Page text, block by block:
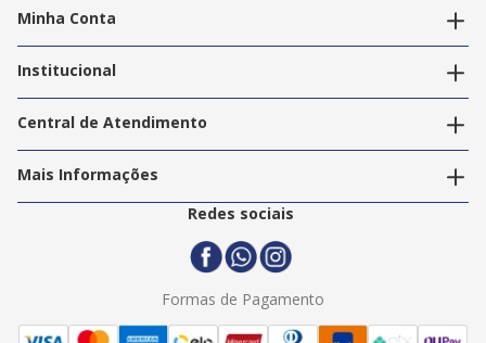
Minha Conta
Editar endereços
Institucional
Nossas Lojas
Trabalhe Conosco
Central de Atendimento
Política de Privacidade
Termos e Condições
Politica de Entrega
Mais Informações
2ª Via Nota Fiscal
Redes sociais
Formas de Pagamento